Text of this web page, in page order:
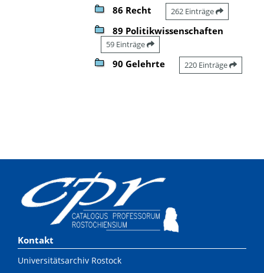
86 Recht 262 Einträge
89 Politikwissenschaften
59 Einträge
90 Gelehrte 220 Einträge
Kontakt
Universitätsarchiv Rostock